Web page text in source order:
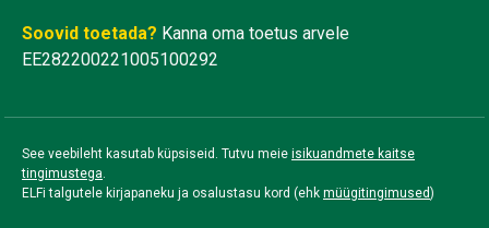
Soovid toetada? Kanna oma toetus arvele
EE282200221005100292
See veebileht kasutab küpsiseid. Tutvu meie isikuandmete kaitse
tingimustega.
ELFi talgutele kirjapaneku ja osalustasu kord (ehk müügitingimused)